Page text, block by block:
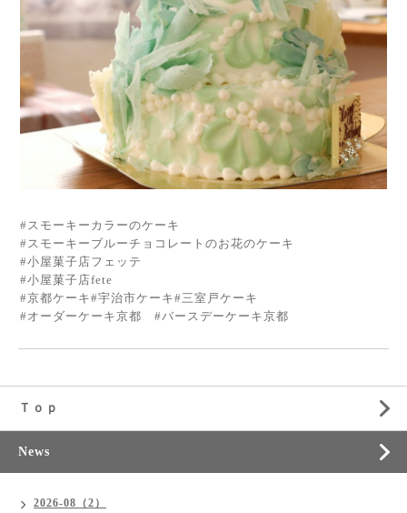
#スモーキーカラーのケーキ
#スモーキーブルーチョコレートのお花のケーキ
#小屋菓子店フェッテ
#小屋菓子店fete
#京都ケーキ#宇治市ケーキ#三室戸ケーキ
#オーダーケーキ京都 #バースデーケーキ京都
Ｔｏｐ
News
2026-08（2）